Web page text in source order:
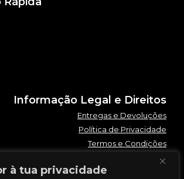
à tua privacidade
Informação Legal e Direitos
Entregas e Devoluções
Política de Privacidade
Termos e Condições